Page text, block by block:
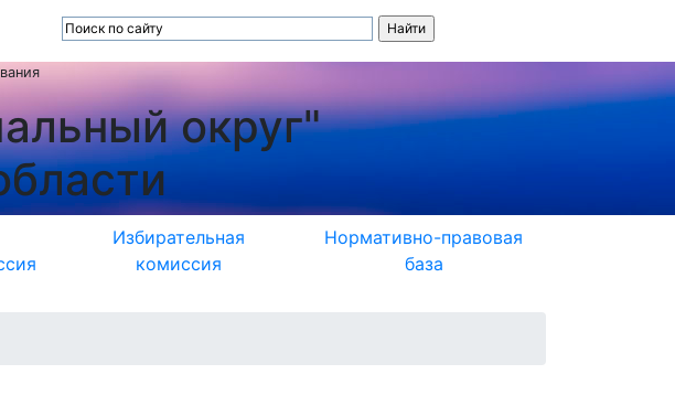
округ"
Избирательная
комиссия
Нормативно-правовая
база